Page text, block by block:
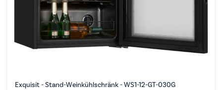
Exquisit - Stand-Weinkühlschränk - WS1-12-GT-030G